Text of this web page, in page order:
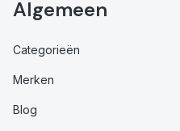
Algemeen
Categorieën
Merken
Blog